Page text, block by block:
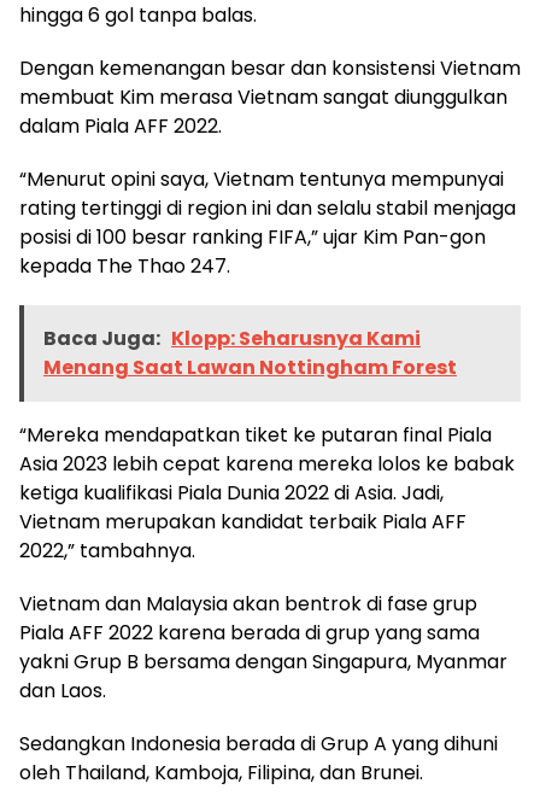
hingga 6 gol tanpa balas.
Dengan kemenangan besar dan konsistensi Vietnam
membuat Kim merasa Vietnam sangat diunggulkan
dalam Piala AFF 2022.
“Menurut opini saya, Vietnam tentunya mempunyai
rating tertinggi di region ini dan selalu stabil menjaga
posisi di 100 besar ranking FIFA,” ujar Kim Pan-gon
kepada The Thao 247.
Baca Juga: Klopp: Seharusnya Kami
Menang Saat Lawan Nottingham Forest
“Mereka mendapatkan tiket ke putaran final Piala
Asia 2023 lebih cepat karena mereka lolos ke babak
ketiga kualifikasi Piala Dunia 2022 di Asia. Jadi,
Vietnam merupakan kandidat terbaik Piala AFF
2022,” tambahnya.
Vietnam dan Malaysia akan bentrok di fase grup
Piala AFF 2022 karena berada di grup yang sama
yakni Grup B bersama dengan Singapura, Myanmar
dan Laos.
Sedangkan Indonesia berada di Grup A yang dihuni
oleh Thailand, Kamboja, Filipina, dan Brunei.